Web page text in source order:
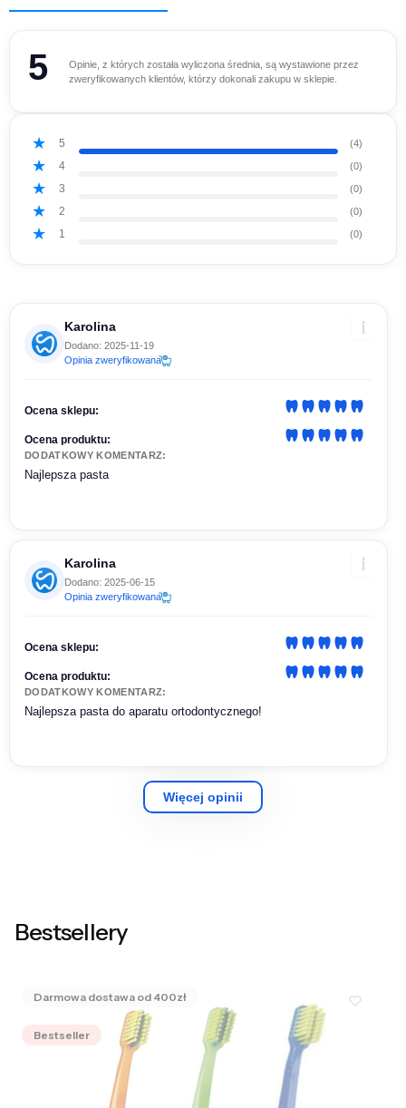
5
Opinie, z których została wyliczona średnia, są wystawione przez
zweryfikowanych klientów, którzy dokonali zakupu w sklepie.
5 (4)
4 (0)
3 (0)
2 (0)
1 (0)
Karolina
Dodano: 2025-11-19
Opinia zweryfikowana
Ocena sklepu:
Ocena produktu:
DODATKOWY KOMENTARZ:
Najlepsza pasta
Karolina
Dodano: 2025-06-15
Opinia zweryfikowana
Ocena sklepu:
Ocena produktu:
DODATKOWY KOMENTARZ:
Najlepsza pasta do aparatu ortodontycznego!
Więcej opinii
Bestsellery
Bestseller